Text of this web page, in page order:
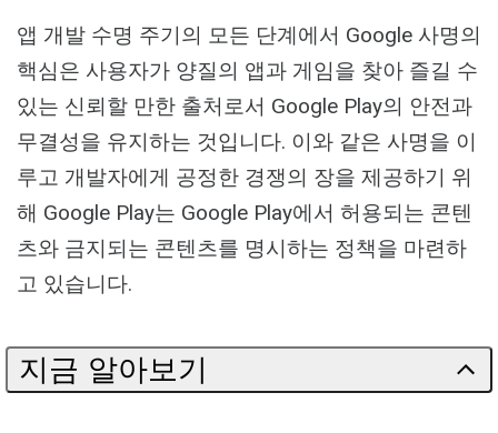
앱 개발 수명 주기의 모든 단계에서 Google 사명의
핵심은 사용자가 양질의 앱과 게임을 찾아 즐길 수
있는 신뢰할 만한 출처로서 Google Play의 안전과
무결성을 유지하는 것입니다. 이와 같은 사명을 이
루고 개발자에게 공정한 경쟁의 장을 제공하기 위
해 Google Play는 Google Play에서 허용되는 콘텐
츠와 금지되는 콘텐츠를 명시하는 정책을 마련하
고 있습니다.
지금 알아보기